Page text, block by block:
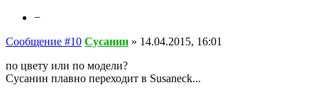
−
Сообщение #10 Сусанин » 14.04.2015, 16:01
по цвету или по модели?
Сусанин плавно переходит в Susaneck...